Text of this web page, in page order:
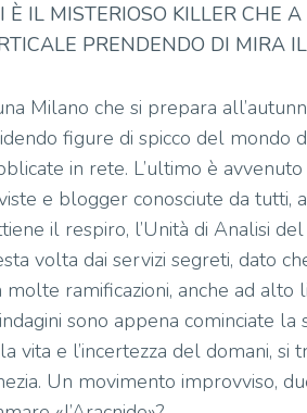
È IL MISTERIOSO KILLER CHE A
PRENDENDO DI MIRA
Milano che si prepara
figure di spicco del mondo
in rete. L’ultimo è
e blogger conosciute da tutti,
il respiro, l’Unità di Analisi
volta dai servizi segreti, dato
molte ramificazioni, anche ad alto
sono appena cominciate
vita e l’incertezza del domani, si
Un movimento improvviso,